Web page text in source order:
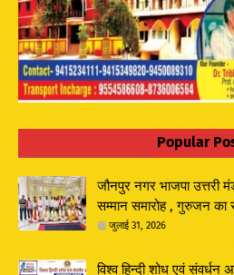
Popular
जौनपुर नगर भाजपा उत्तरी
सम्मान समारोह , गुरुजन का
जुलाई 31, 2026
विश्व हिन्दी शोध एवं संवर्धन